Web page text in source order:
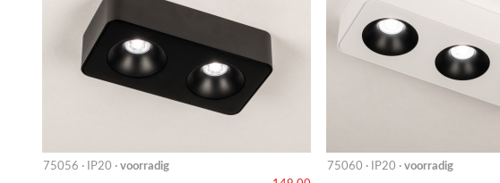
75056 · IP20 · voorradig
75060 · IP20 · voorradig